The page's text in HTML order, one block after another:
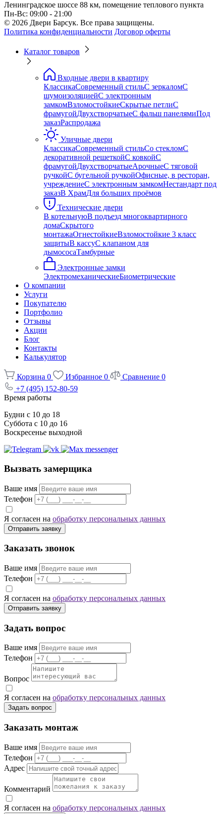
Ленинградское шоссе 88 км, помещение теплового пункта
Пн-Вс: 09:00 - 21:00
© 2026 Двери Барсук. Все права защищены.
Политика конфиденциальности Договор оферты
Каталог товаров
Входные двери в квартиру
КлассикаСовременный стильС зеркаломС
шумоизоляциейС электронным
замкомВзломостойкиеСкрытые петлиС
фрамугойДвухстворчатыеС фальш панелямиПод
заказРаспродажа
Уличные двери
КлассикаСовременный стильСо стекломС
декоративной решеткойС ковкойС
фрамугойДвухстворчатыеАрочныеС тяговой
ручкойС бугельной ручкойОфисные, в ресторан,
учреждениеС электронным замкомНестандарт под
заказВ ХрамДля больших проёмов
Технические двери
В котельнуюВ подъезд многоквартирного
домаСкрытого
монтажаОгнестойкиеВзломостойкие 3 класс
защитыВ кассуС клапаном для
дымососаТамбурные
Электронные замки
ЭлектромеханическиеБиометрические
О компании
Услуги
Покупателю
Портфолио
Отзывы
Акции
Блог
Контакты
Калькулятор
Корзина 0 Избранное 0 Сравнение 0
+7 (495) 152-80-59
Время работы
Будни с 10 до 18
Суббота с 10 до 16
Воскресенье выходной
Вызвать замерщика
Ваше имя
Телефон
Я согласен на обработку персональных данных
Отправить заявку
Заказать звонок
Ваше имя
Телефон
Я согласен на обработку персональных данных
Отправить заявку
Задать вопрос
Ваше имя
Телефон
Вопрос
Я согласен на обработку персональных данных
Задать вопрос
Заказать монтаж
Ваше имя
Телефон
Адрес
Комментарий
Я согласен на обработку персональных данных